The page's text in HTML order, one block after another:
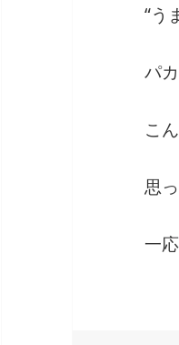
“う
パ
こ
思
一